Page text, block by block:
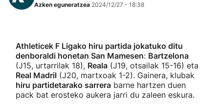
Azken eguneratzea 2024/12/27 - 18:38
Athleticek F Ligako hiru partida jokatuko ditu
denboraldi honetan San Mamesen: Bartzelona
(J15, urtarrilak 18), Reala (J19, otsailak 15-16) eta
Real Madril (J20, martxoak 1-2). Gainera, klubak
hiru partidetarako sarrera barne hartzen duen
pack bat erosteko aukera jarri du zaleen eskura.